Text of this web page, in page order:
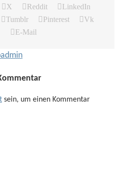
X Reddit
LinkedIn
Tumblr Pinterest
Vk
E-Mail
sein, um einen Kommentar